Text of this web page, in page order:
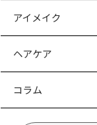
アイメイク
ヘアケア
コラム